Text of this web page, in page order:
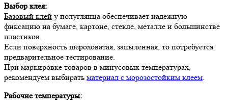
Выбор клея:
Базовый клей у полуглянца обеспечивает надежную
фиксацию на бумаге, картоне, стекле, металле и большинстве
пластиков.
Если поверхность шероховатая, запыленная, то потребуется
предварительное тестирование.
При маркировке товаров в минусовых температурах,
рекомендуем выбирать материал с морозостойким клеем
Рабочие температуры: